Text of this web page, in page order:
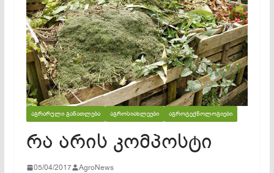
ᲐᲒᲠᲐᲠᲣᲚᲘ ᲒᲐᲜᲐᲗᲚᲔᲑᲐ ᲐᲒᲠᲝᲡᲘᲐᲮᲚᲔᲔᲑᲘ ᲐᲒᲠᲝᲢᲔᲥᲜᲝᲚᲝᲒᲘᲔᲑᲘ
რა არის კომპოსტი
05/04/2017 AgroNews